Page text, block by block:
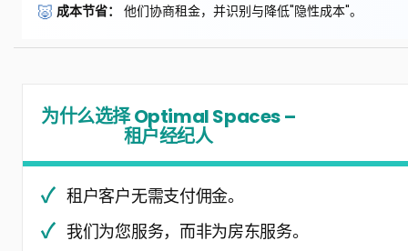
🐷 成本节省： 他们协商租金，并识别与降低"隐性成本"。
为什么选择 Optimal Spaces –
租户经纪人
租户客户无需支付佣金。
我们为您服务，而非为房东服务。